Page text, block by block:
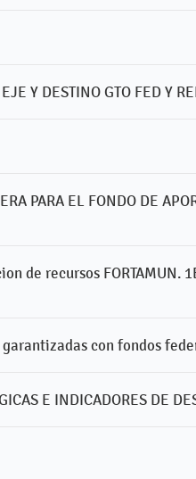
Y DESTINO GTO FED Y
PARA EL FONDO DE
de recursos FORTAMUN.
con fondos
E INDICADORES DE